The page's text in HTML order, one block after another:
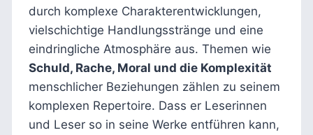
durch komplexe Charakterentwicklungen,
vielschichtige Handlungsstränge und eine
eindringliche Atmosphäre aus. Themen wie
Schuld, Rache, Moral und die Komplexität
menschlicher Beziehungen zählen zu seinem
komplexen Repertoire. Dass er Leserinnen
und Leser so in seine Werke entführen kann,